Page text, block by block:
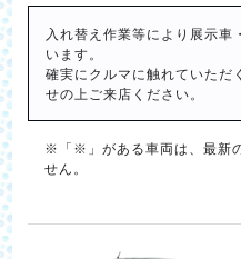
入れ替え作業等により展示車
います。
確実にクルマに触れていただ
せの上ご来店ください。
※「※」がある車両は、最新
せん。